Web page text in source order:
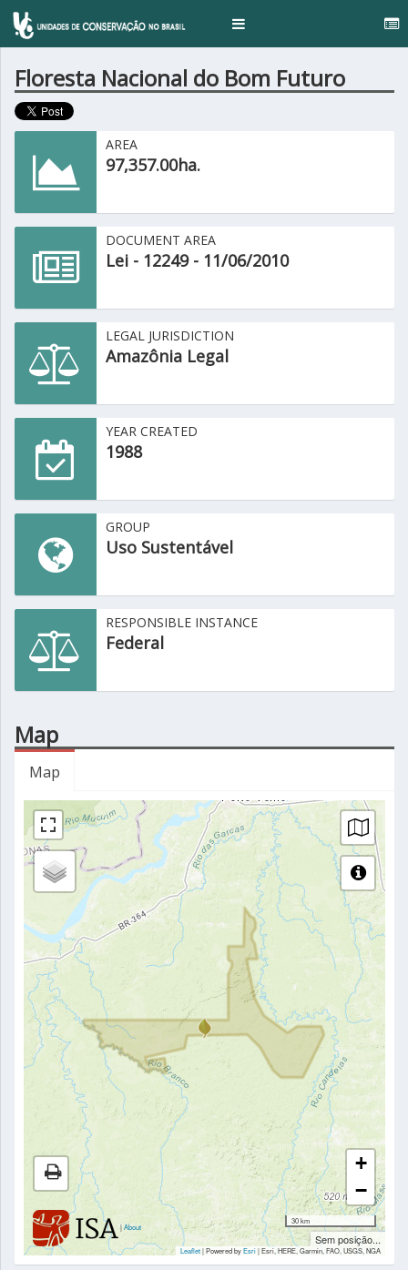
Toggle
Floresta Nacional do Bom Futuro
AREA
97,357.00ha.
DOCUMENT AREA
Lei - 12249 - 11/06/2010
LEGAL JURISDICTION
Amazônia Legal
YEAR CREATED
1988
GROUP
Uso Sustentável
RESPONSIBLE INSTANCE
Federal
Map
Map
|About
+
−
30 km
Sem posição...
Leaflet| Powered byEsri|Esri, HERE, Garmin, FAO, USGS, NGA